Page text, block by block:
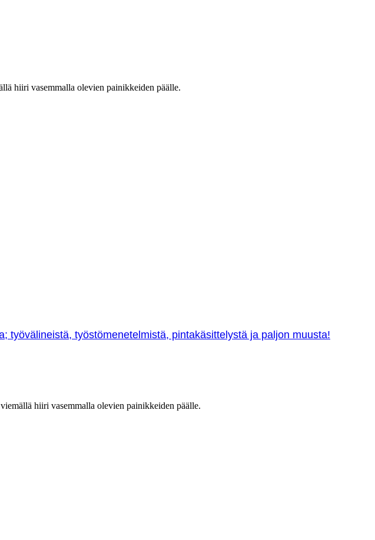
hiiri vasemmalla olevien painikkeiden päälle.
työvälineistä, työstömenetelmistä, pintakäsittelystä ja paljon muusta!
hiiri vasemmalla olevien painikkeiden päälle.